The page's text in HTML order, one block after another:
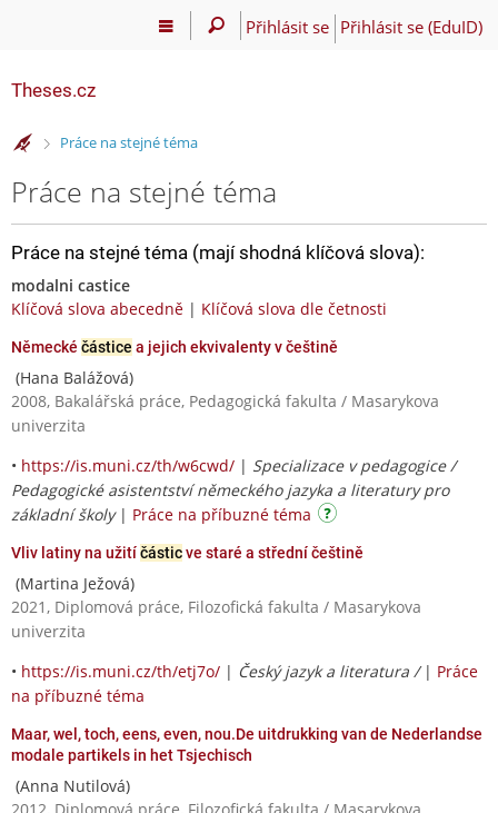
Přihlásit se Přihlásit se (EduID)
Theses.cz
>Práce na stejné téma
Práce na stejné téma
Práce na stejné téma (mají shodná klíčová slova):
modalni castice
Klíčová slova abecedně | Klíčová slova dle četnosti
Německé částice a jejich ekvivalenty v češtině
(Hana Balážová)
2008, Bakalářská práce, Pedagogická fakulta / Masarykova
univerzita
• https://is.muni.cz/th/w6cwd/ | Specializace v pedagogice /
Pedagogické asistentství německého jazyka a literatury pro
základní školy| Práce na příbuzné téma
Vliv latiny na užitíčásticve staré a střední češtině
(Martina Ježová)
2021, Diplomová práce, Filozofická fakulta / Masarykova
univerzita
• https://is.muni.cz/th/etj7o/ | Český jazyk a literatura / | Práce
na příbuzné téma
Maar, wel, toch, eens, even, nou.De uitdrukking van de Nederlandse
modale partikels in het Tsjechisch
(Anna Nutilová)
2012, Diplomová práce, Filozofická fakulta / Masarykova